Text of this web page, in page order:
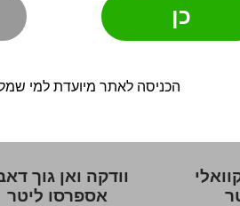
כן
הכניסה לאתר מיועדת למי שמלאו
וודקה ואן גוך
אספרסו ליטר